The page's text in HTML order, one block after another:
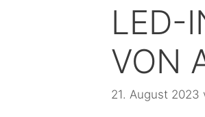
LED-
VON
21. August 2023